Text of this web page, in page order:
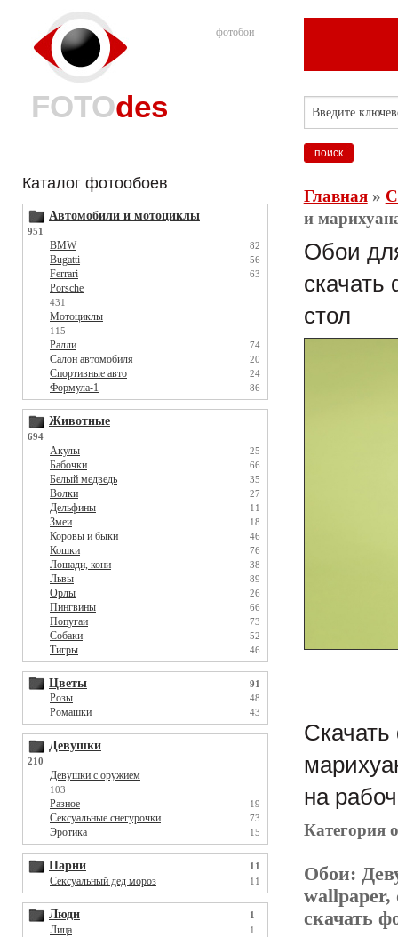
фотобои
FOTOdes
Каталог фотообоев
Автомобили и мотоциклы
951
BMW 82
Bugatti 56
Ferrari 63
Porsche
431
Мотоциклы
115
Ралли 74
Салон автомобиля 20
Спортивные авто 24
Формула-1 86
Животные
694
Акулы 25
Бабочки 66
Белый медведь 35
Волки 27
Дельфины 11
Змеи 18
Коровы и быки 46
Кошки 76
Лошади, кони 38
Львы 89
Орлы 26
Пингвины 66
Попугаи 73
Собаки 52
Тигры 46
Цветы 91
Розы 48
Ромашки 43
Девушки
210
Девушки с оружием
103
Разное 19
Сексуальные снегурочки 73
Эротика 15
Парни 11
Сексуальный дед мороз 11
Люди 1
Лица 1
Главная»
и
Обои
скачать
стол
на
Категория
Обои:
wallpaper,
скачать